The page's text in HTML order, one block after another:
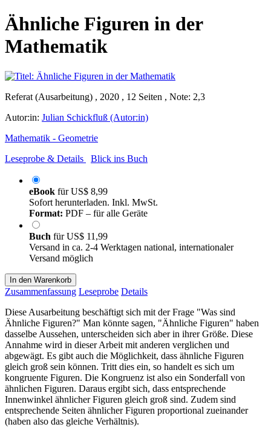
Ähnliche Figuren in der
Mathematik
Referat (Ausarbeitung) , 2020 , 12 Seiten , Note: 2,3
Autor:in: Julian Schickfluß (Autor:in)
Mathematik - Geometrie
Leseprobe & Details
Blick ins Buch
eBook fürUS$ 8,99
Sofort herunterladen. Inkl. MwSt.
Format: PDF – für alle Geräte
Buch fürUS$ 11,99
Versand in ca. 2-4 Werktagen national, internationaler
Versand möglich
In den Warenkorb
Zusammenfassung Leseprobe Details
Diese Ausarbeitung beschäftigt sich mit der Frage "Was sind
Ähnliche Figuren?" Man könnte sagen, "Ähnliche Figuren" haben
dasselbe Aussehen, unterscheiden sich aber in ihrer Größe. Diese
Annahme wird in dieser Arbeit mit anderen verglichen und
abgewägt. Es gibt auch die Möglichkeit, dass ähnliche Figuren
gleich groß sein können. Tritt dies ein, so handelt es sich um
kongruente Figuren. Die Kongruenz ist also ein Sonderfall von
ähnlichen Figuren. Daraus ergibt sich, dass entsprechende
Innenwinkel ähnlicher Figuren gleich groß sind. Zudem sind
entsprechende Seiten ähnlicher Figuren proportional zueinander
(haben also das gleiche Verhältnis).